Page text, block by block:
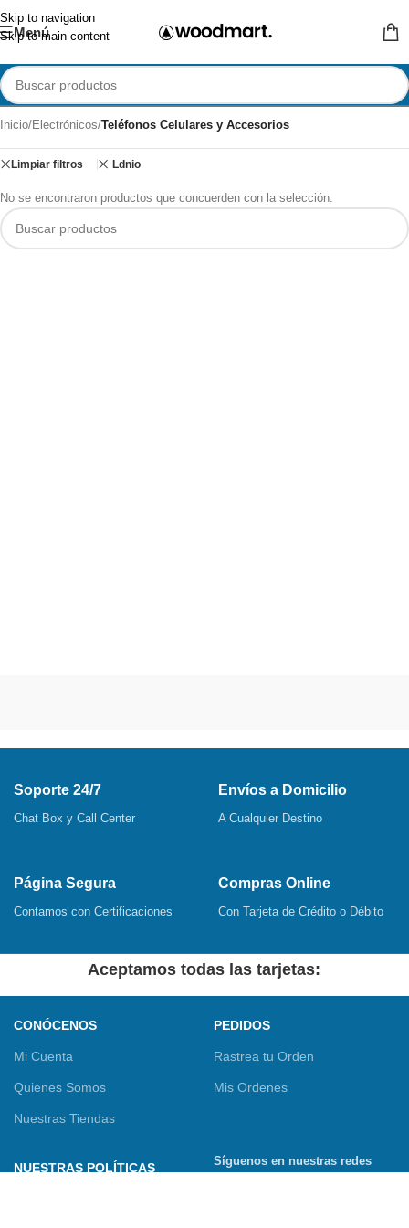
Skip to navigation
Skip to main content
Menú
Inicio/Electrónicos/Teléfonos Celulares y Accesorios
Limpiar filtros Ldnio
No se encontraron productos que concuerden con la selección.
Soporte 24/7
Chat Box y Call Center
Envíos a Domicilio
A Cualquier Destino
Página Segura
Contamos con Certificaciones
Compras Online
Con Tarjeta de Crédito o Débito
Aceptamos todas las tarjetas:
CONÓCENOS
Mi Cuenta
Quienes Somos
Nuestras Tiendas
PEDIDOS
Rastrea tu Orden
Mis Ordenes
NUESTRAS POLÍTICAS
Síguenos en nuestras redes